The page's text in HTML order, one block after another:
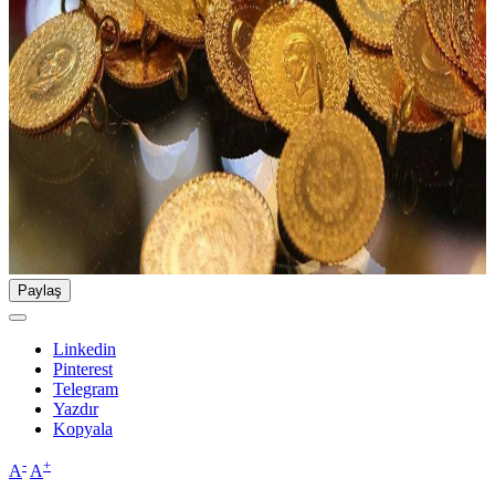
Paylaş
Linkedin
Pinterest
Telegram
Yazdır
Kopyala
A- A+